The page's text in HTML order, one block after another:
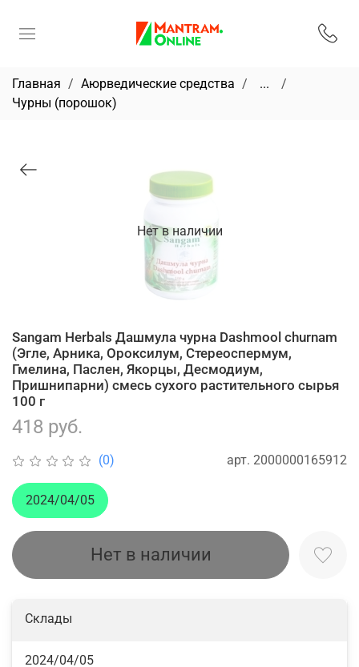
Главная Аюрведические средства
...
Чурны (порошок)
Нет в наличии
(0) арт. 2000000165912
Sangam Herbals Дашмула чурна Dashmool churnam
(Эгле, Арника, Ороксилум, Стереоспермум,
Гмелина, Паслен, Якорцы, Десмодиум,
Пришнипарни) смесь сухого растительного сырья
100 г
418 руб.
Нет в наличии
Склады
2024/04/05
2024/04/05